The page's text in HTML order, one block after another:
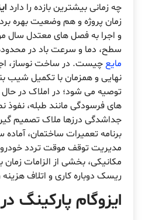
چه زمانی بیشترین بازده را دارد
زمان پروژه و هم وضعیت بهره
و اجرا به فصل های معتدل سال
سطح، دما و سرعت باد در
مایعچیست. در ساخت نوساز،
نهایی و همزمان با تکمیل
توصیه می شود؛ در املاک در حال
های فرسودگی مانند طبله، نفوذ
جداشدگی درزها ملاک تصمیم
برنامه تعمیرات ساختمان،
مدیریت توقف موقت تردد
مکانیکی، بخشی از الزامات
ریسک دوباره کاری و اتلاف
ایزوگام پارکینگ